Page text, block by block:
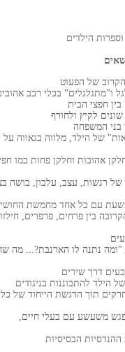
הילדים
של הפעוט
ו"מתגלגלים" בכלי רכב
בין חפצי הבית
לקיץ ולחורף
בני המשפחה
של הילד, מלווה בגאווה על
אהובות וחלקן פחות כמו
של רגשות, עצב, עלבון, בושה
עם כל אחד מחמשת
בין פרחים, פרפרים,
"ומה נתנה לו הארנבת?... מה
דרך שירים
הילד להתבוננות בניגודים
תוך הדגשת הייחוד של כל
משעשע עם בעלי חיים,
ההנדסיות הבסיסיות